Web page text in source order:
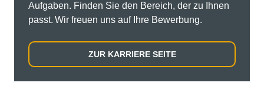
Aufgaben. Finden Sie den Bereich, der zu Ihnen
passt. Wir freuen uns auf Ihre Bewerbung.
ZUR KARRIERE SEITE